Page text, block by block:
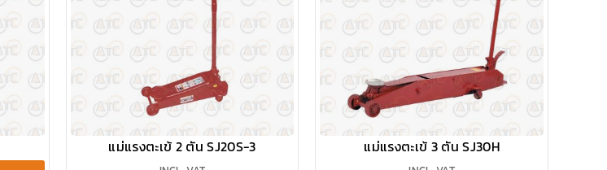
แม่แรงตะเข้ 2 ตัน SJ20S-3 แม่แรงตะเข้ 3 ตัน SJ30H